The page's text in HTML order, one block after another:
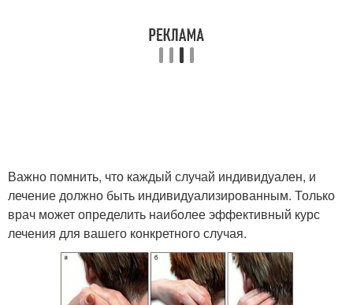
Важно помнить, что каждый случай индивидуален, и
лечение должно быть индивидуализированным. Только
врач может определить наиболее эффективный курс
лечения для вашего конкретного случая.